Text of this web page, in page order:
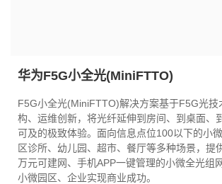
华为F5G小全光(MiniFTTO)
F5G小全光(MiniFTTO)解决方案基于F5G光技
构、运维创新，将光纤延伸到房间、到桌面、
可及的极致体验。面向信息点位100以下的小
区诊所、幼儿园、超市、餐厅等多种场景，提
万元可建网、手机APP一键管理的小微全光组
小微园区、企业实现商业成功。